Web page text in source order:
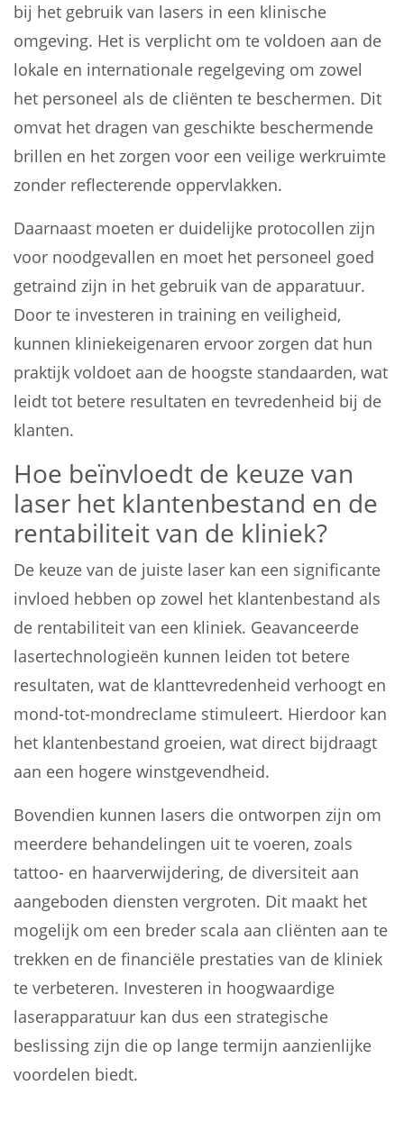
bij het gebruik van lasers in een klinische
omgeving. Het is verplicht om te voldoen aan de
lokale en internationale regelgeving om zowel
het personeel als de cliënten te beschermen. Dit
omvat het dragen van geschikte beschermende
brillen en het zorgen voor een veilige werkruimte
zonder reflecterende oppervlakken.
Daarnaast moeten er duidelijke protocollen zijn
voor noodgevallen en moet het personeel goed
getraind zijn in het gebruik van de apparatuur.
Door te investeren in training en veiligheid,
kunnen kliniekeigenaren ervoor zorgen dat hun
praktijk voldoet aan de hoogste standaarden, wat
leidt tot betere resultaten en tevredenheid bij de
klanten.
Hoe beïnvloedt de keuze van
laser het klantenbestand en de
rentabiliteit van de kliniek?
De keuze van de juiste laser kan een significante
invloed hebben op zowel het klantenbestand als
de rentabiliteit van een kliniek. Geavanceerde
lasertechnologieën kunnen leiden tot betere
resultaten, wat de klanttevredenheid verhoogt en
mond-tot-mondreclame stimuleert. Hierdoor kan
het klantenbestand groeien, wat direct bijdraagt
aan een hogere winstgevendheid.
Bovendien kunnen lasers die ontworpen zijn om
meerdere behandelingen uit te voeren, zoals
tattoo- en haarverwijdering, de diversiteit aan
aangeboden diensten vergroten. Dit maakt het
mogelijk om een breder scala aan cliënten aan te
trekken en de financiële prestaties van de kliniek
te verbeteren. Investeren in hoogwaardige
laserapparatuur kan dus een strategische
beslissing zijn die op lange termijn aanzienlijke
voordelen biedt.